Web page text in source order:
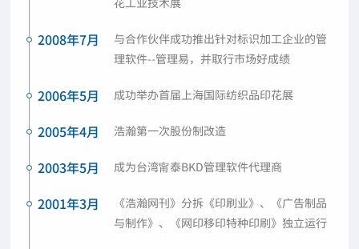
2008年7月
与合作伙伴成功推出针对标识加工企业的管
理软件--管理易，并取行市场好成绩
2006年5月 成功举办首届上海国际纺织品印花展
2005年4月 浩瀚第一次股份制改造
2003年5月 成为台湾甯泰BKD管理软件代理商
2001年3月
《浩瀚网刊》分拆《印刷业》、《广告制品
与制作》、《网印移印特种印刷》独立运行